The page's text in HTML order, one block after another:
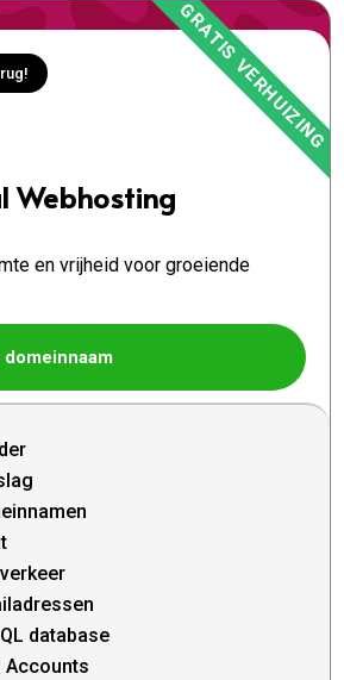
Webhosting
en vrijheid voor groeiende
database
Accounts